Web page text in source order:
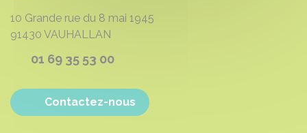
10 Grande rue du 8 mai 1945
91430 VAUHALLAN
01 69 35 53 00
Contactez-nous